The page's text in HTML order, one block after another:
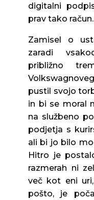
digitalni
prav tako račun.
Zamisel o
zaradi
približno
pustil svojo
in bi se moral
na službeno
podjetja s
ali bi jo bilo
Hitro je
razmerah ni
več kot eni
pošto, je